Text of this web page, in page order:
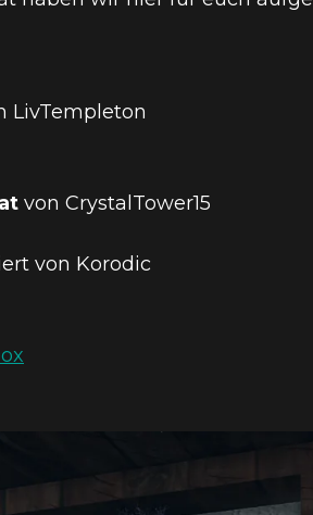
LivTempleton
von CrystalTower15
von Korodic